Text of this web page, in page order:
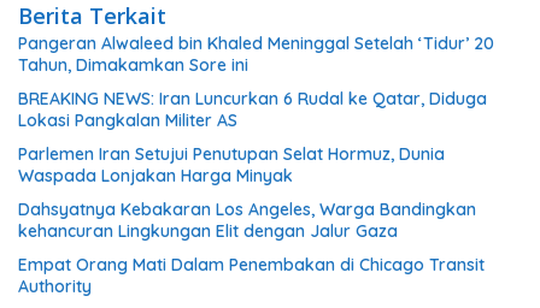
Berita Terkait
Pangeran Alwaleed bin Khaled Meninggal Setelah ‘Tidur’ 20
Tahun, Dimakamkan Sore ini
BREAKING NEWS: Iran Luncurkan 6 Rudal ke Qatar, Diduga
Lokasi Pangkalan Militer AS
Parlemen Iran Setujui Penutupan Selat Hormuz, Dunia
Waspada Lonjakan Harga Minyak
Dahsyatnya Kebakaran Los Angeles, Warga Bandingkan
kehancuran Lingkungan Elit dengan Jalur Gaza
Empat Orang Mati Dalam Penembakan di Chicago Transit
Authority